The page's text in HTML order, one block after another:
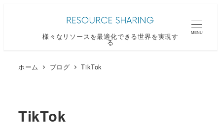
様々なリソースを最適化できる世界を実現す
る
MENU
ホーム ブログ TikTok
TikTok